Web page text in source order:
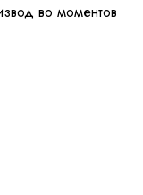
во моментов